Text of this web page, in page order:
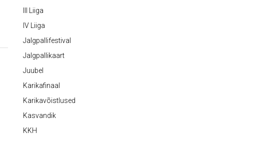
III Liiga
IV Liiga
Jalgpallifestival
Jalgpallikaart
Juubel
Karikafinaal
Karikavõistlused
Kasvandik
KKH